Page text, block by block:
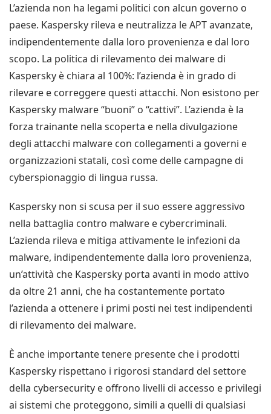
L’azienda non ha legami politici con alcun governo o
paese. Kaspersky rileva e neutralizza le APT avanzate,
indipendentemente dalla loro provenienza e dal loro
scopo. La politica di rilevamento dei malware di
Kaspersky è chiara al 100%: l’azienda è in grado di
rilevare e correggere questi attacchi. Non esistono per
Kaspersky malware “buoni” o “cattivi”. L’azienda è la
forza trainante nella scoperta e nella divulgazione
degli attacchi malware con collegamenti a governi e
organizzazioni statali, così come delle campagne di
cyberspionaggio di lingua russa.
Kaspersky non si scusa per il suo essere aggressivo
nella battaglia contro malware e cybercriminali.
L’azienda rileva e mitiga attivamente le infezioni da
malware, indipendentemente dalla loro provenienza,
un’attività che Kaspersky porta avanti in modo attivo
da oltre 21 anni, che ha costantemente portato
l’azienda a ottenere i primi posti nei test indipendenti
di rilevamento dei malware.
È anche importante tenere presente che i prodotti
Kaspersky rispettano i rigorosi standard del settore
della cybersecurity e offrono livelli di accesso e privilegi
ai sistemi che proteggono, simili a quelli di qualsiasi